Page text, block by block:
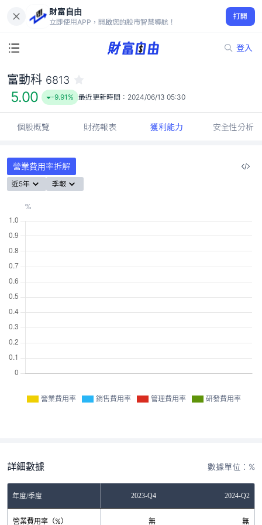
財富自由
立即使用APP，開啟您的股市智慧導航！
打開
登入
5.00
-9.91%
富動科 6813
5.00 -9.91% 最近更新時間： 2024/06/13 05:30
個股概覽 財務報表 獲利能力 安全性分析
營業費用率拆解
近5年 季報
營業費用率 銷售費用率 管理費用率 研發費用率
詳細數據 數據單位：%
年度/季度2023-Q2 2023-Q4 2024-Q2
營業費用率（%）
無 無 無